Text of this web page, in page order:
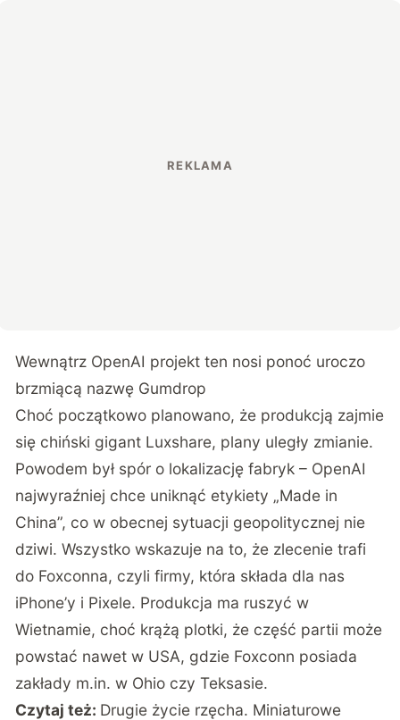
Wewnątrz OpenAI projekt ten nosi ponoć uroczo
brzmiącą nazwę Gumdrop
Choć początkowo planowano, że produkcją zajmie
się chiński gigant Luxshare, plany uległy zmianie.
Powodem był spór o lokalizację fabryk – OpenAI
najwyraźniej chce uniknąć etykiety „Made in
China”, co w obecnej sytuacji geopolitycznej nie
dziwi. Wszystko wskazuje na to, że zlecenie trafi
do Foxconna, czyli firmy, która składa dla nas
iPhone’y i Pixele. Produkcja ma ruszyć w
Wietnamie, choć krążą plotki, że część partii może
powstać nawet w USA, gdzie Foxconn posiada
zakłady m.in. w Ohio czy Teksasie.
Czytaj też: Drugie życie rzęcha. Miniaturowe